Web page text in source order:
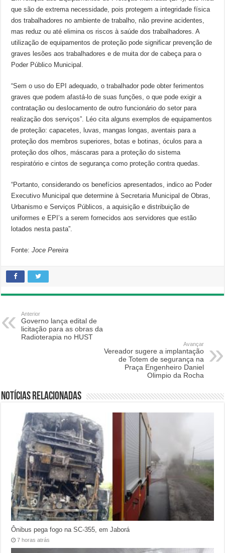
que são de extrema necessidade, pois protegem a integridade física
dos trabalhadores no ambiente de trabalho, não previne acidentes,
mas reduz ou até elimina os riscos à saúde dos trabalhadores. A
utilização de equipamentos de proteção pode significar prevenção de
graves lesões aos trabalhadores e de muita dor de cabeça para o
Poder Público Municipal.
“Sem o uso do EPI adequado, o trabalhador pode obter ferimentos
graves que podem afastá-lo de suas funções, o que pode exigir a
contratação ou deslocamento de outro funcionário do setor para
realização dos serviços”. Léo cita alguns exemplos de equipamentos
de proteção: capacetes, luvas, mangas longas, aventais para a
proteção dos membros superiores, botas e botinas, óculos para a
proteção dos olhos, máscaras para a proteção do sistema
respiratório e cintos de segurança como proteção contra quedas.
“Portanto, considerando os benefícios apresentados, indico ao Poder
Executivo Municipal que determine à Secretaria Municipal de Obras,
Urbanismo e Serviços Públicos, a aquisição e distribuição de
uniformes e EPI’s a serem fornecidos aos servidores que estão
lotados nesta pasta”.
Fonte:Joce Pereira
Anterior
Governo lança edital de
licitação para as obras da
Radioterapia no HUST
Avançar
Vereador sugere a implantação
de Totem de segurança na
Praça Engenheiro Daniel
Olimpio da Rocha
Notícias relacionadas
Ônibus pega fogo na SC-355, em Jaborá
7 horas atrás